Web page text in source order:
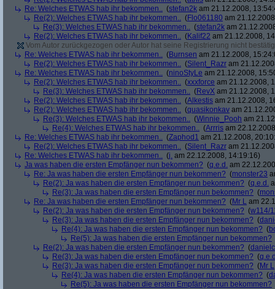
Re: Welches ETWAS hab ihr bekommen.. (stefan2k am 21.12.2008,
Re(2): Welches ETWAS hab ihr bekommen.. (Flo061180 am
Re(3): Welches ETWAS hab ihr bekommen.. (stefan2k am
Re(2): Welches ETWAS hab ihr bekommen.. (Kalif22 am 21.12.2008,
Vom Autor zurückgezogen oder Autor hat seine Registrierung nicht
Re: Welches ETWAS hab ihr bekommen.. (Burnsen am 21.12.2008,
Re(2): Welches ETWAS hab ihr bekommen.. (Silent_Razr am
Re: Welches ETWAS hab ihr bekommen.. (ninoStyLe am 21.12.2008,
Re(2): Welches ETWAS hab ihr bekommen.. (xxxforce am 21.12.2008,
Re(3): Welches ETWAS hab ihr bekommen.. (RevX am 21.12.2008,
Re(2): Welches ETWAS hab ihr bekommen.. (Alkestis am 21.12.2008,
Re(2): Welches ETWAS hab ihr bekommen.. (quasikonkav am
Re(3): Welches ETWAS hab ihr bekommen.. (Winnie_Pooh am
Re(4): Welches ETWAS hab ihr bekommen.. (Arrris am
Re: Welches ETWAS hab ihr bekommen.. (Zaphod1 am 21.12.2008,
Re(2): Welches ETWAS hab ihr bekommen.. (Silent_Razr am
Re: Welches ETWAS hab ihr bekommen.. (j. am 22.12.2008, 14:19:16)
Ja was haben die ersten Empfänger nun bekommen? (q.e.d. am
Re: Ja was haben die ersten Empfänger nun bekommen? (monster23
Re(2): Ja was haben die ersten Empfänger nun bekommen? (q.e.d.
Re(3): Ja was haben die ersten Empfänger nun bekommen? (
Re: Ja was haben die ersten Empfänger nun bekommen? (Mr L am
Re(2): Ja was haben die ersten Empfänger nun bekommen? (w114/
Re(3): Ja was haben die ersten Empfänger nun bekommen? (
Re(4): Ja was haben die ersten Empfänger nun bekommen? (
Re(5): Ja was haben die ersten Empfänger nun bekommen?
Re(2): Ja was haben die ersten Empfänger nun bekommen? (
Re(3): Ja was haben die ersten Empfänger nun bekommen? (
Re(3): Ja was haben die ersten Empfänger nun bekommen? (Mr L
Re(4): Ja was haben die ersten Empfänger nun bekommen? (
Re(5): Ja was haben die ersten Empfänger nun bekommen?